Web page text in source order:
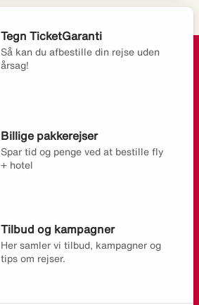
Tegn TicketGaranti
Så kan du afbestille din rejse uden
årsag!
Billige pakkerejser
Spar tid og penge ved at bestille fly
+ hotel
Tilbud og kampagner
Her samler vi tilbud, kampagner og
tips om rejser.